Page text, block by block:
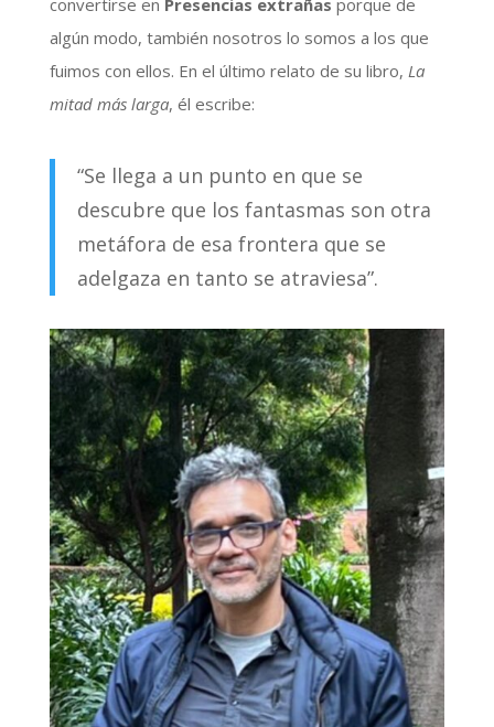
convertirse en Presencias extrañas porque de
algún modo, también nosotros lo somos a los que
fuimos con ellos. En el último relato de su libro, La
mitad más larga, él escribe:
“Se llega a un punto en que se
descubre que los fantasmas son otra
metáfora de esa frontera que se
adelgaza en tanto se atraviesa”.